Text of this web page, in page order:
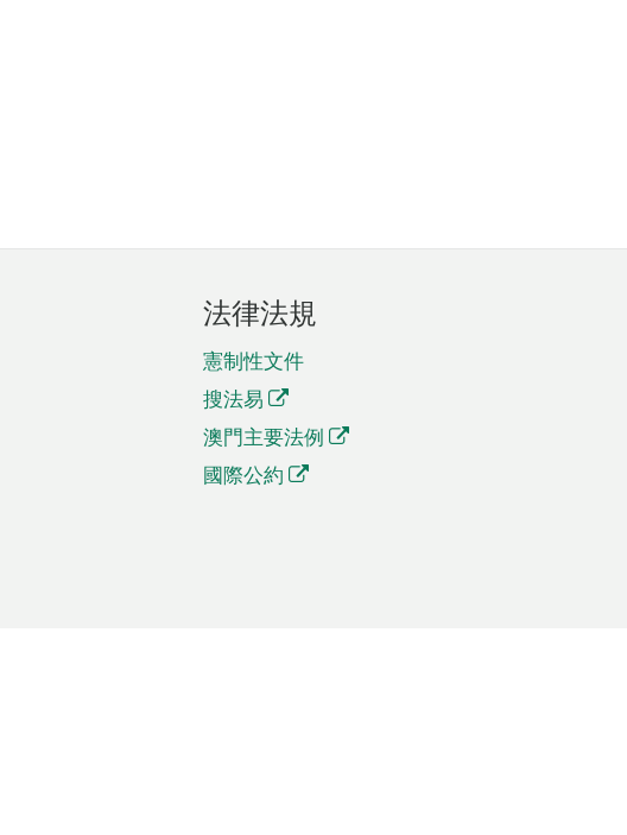
法律法規
憲制性文件
搜法易
澳門主要法例
國際公約